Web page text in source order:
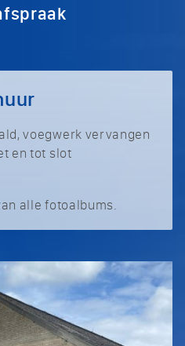
voegwerk vervangen
en tot slot
alle fotoalbums.